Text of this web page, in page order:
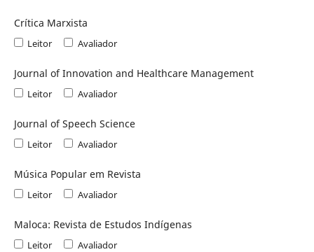
Crítica Marxista
Leitor Avaliador
Journal of Innovation and Healthcare Management
Leitor Avaliador
Journal of Speech Science
Leitor Avaliador
Música Popular em Revista
Leitor Avaliador
Maloca: Revista de Estudos Indígenas
Leitor Avaliador